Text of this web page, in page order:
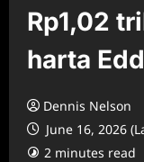
Rp1,02
harta
Dennis Nelson
June 16, 2026
2 minutes read